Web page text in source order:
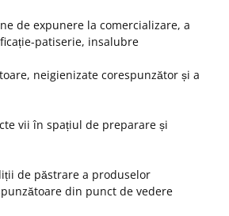
de expunere la comercializare, a
patiserie, insalubre
neigienizate corespunzător și a
vii în spațiul de preparare și
de păstrare a produselor
din punct de vedere